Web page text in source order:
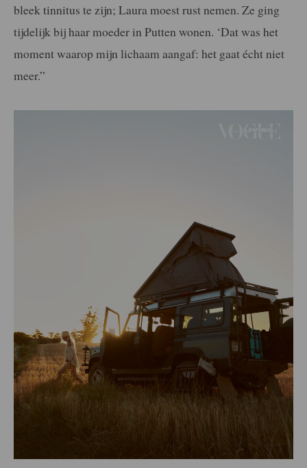
bleek tinnitus te zijn; Laura moest rust nemen. Ze ging
tijdelijk bij haar moeder in Putten wonen. ‘Dat was het
moment waarop mijn lichaam aangaf: het gaat écht niet
meer.”